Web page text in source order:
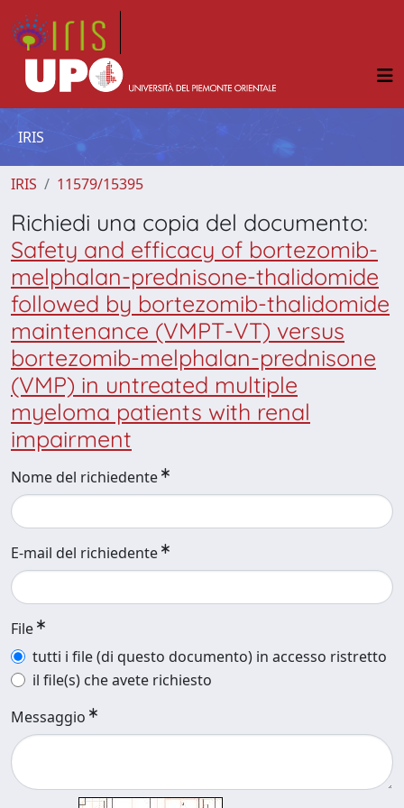
IRIS
IRIS 11579/15395
Richiedi una copia del documento:
Safety and efficacy of bortezomib-
melphalan-prednisone-thalidomide
followed by bortezomib-thalidomide
maintenance (VMPT-VT) versus
bortezomib-melphalan-prednisone
(VMP) in untreated multiple
myeloma patients with renal
impairment
Nome del richiedente
E-mail del richiedente
File
tutti i file (di questo documento) in accesso ristretto
il file(s) che avete richiesto
Messaggio